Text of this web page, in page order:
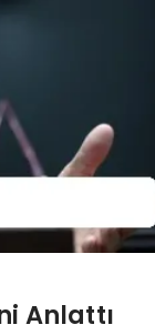
Anlattı